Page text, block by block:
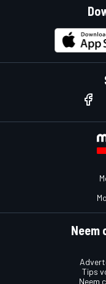
Neem
Tips
Neem